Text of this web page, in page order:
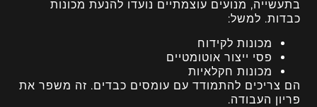
בתעשייה, מנועים עוצמתיים נועדו להנעת מכונות
כבדות. למשל:
מכונות לקידוח
פסי ייצור אוטומטיים
מכונות חקלאיות
הם צריכים להתמודד עם עומסים כבדים. זה משפר את
פריון העבודה.